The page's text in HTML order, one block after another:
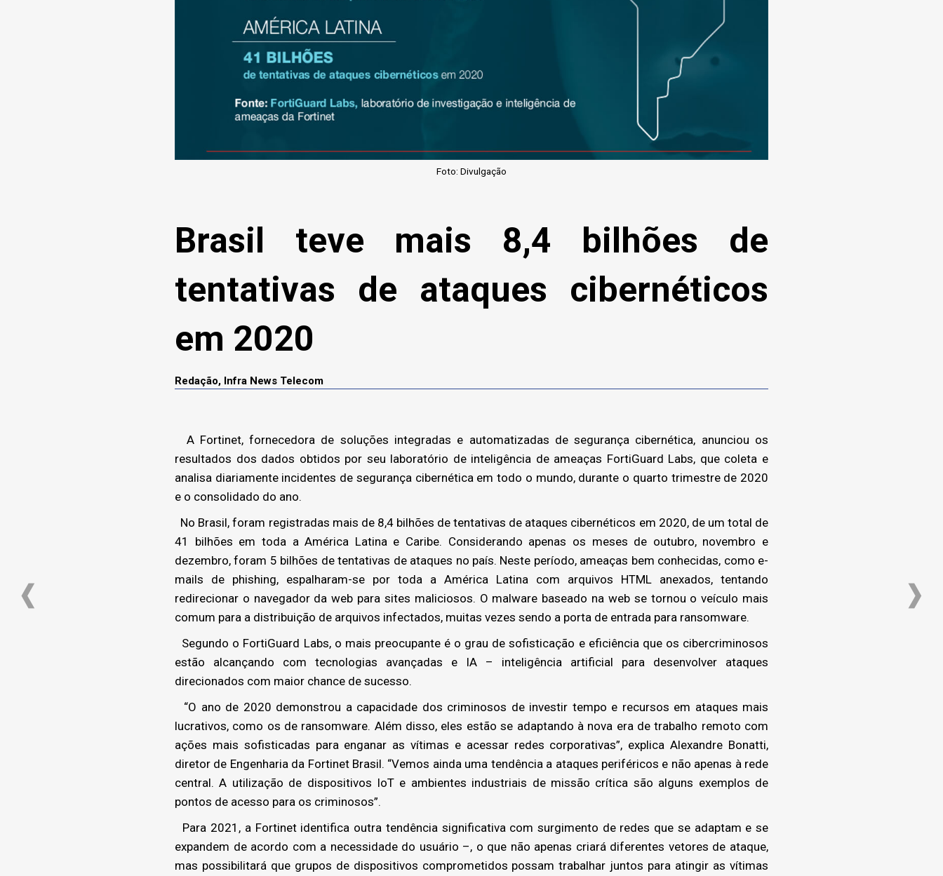
Foto: Divulgação
Brasil teve mais 8,4 bilhões de
tentativas de ataques cibernéticos
em 2020
Redação, Infra News Telecom
A Fortinet, fornecedora de soluções integradas e automatizadas de segurança cibernética, anunciou os
resultados dos dados obtidos por seu laboratório de inteligência de ameaças FortiGuard Labs, que coleta e
analisa diariamente incidentes de segurança cibernética em todo o mundo, durante o quarto trimestre de 2020
e o consolidado do ano.
No Brasil, foram registradas mais de 8,4 bilhões de tentativas de ataques cibernéticos em 2020, de um total de
41 bilhões em toda a América Latina e Caribe. Considerando apenas os meses de outubro, novembro e
dezembro, foram 5 bilhões de tentativas de ataques no país. Neste período, ameaças bem conhecidas, como e-
mails de phishing, espalharam-se por toda a América Latina com arquivos HTML anexados, tentando
redirecionar o navegador da web para sites maliciosos. O malware baseado na web se tornou o veículo mais
comum para a distribuição de arquivos infectados, muitas vezes sendo a porta de entrada para ransomware.
Segundo o FortiGuard Labs, o mais preocupante é o grau de sofisticação e eficiência que os cibercriminosos
estão alcançando com tecnologias avançadas e IA – inteligência artificial para desenvolver ataques
direcionados com maior chance de sucesso.
“O ano de 2020 demonstrou a capacidade dos criminosos de investir tempo e recursos em ataques mais
lucrativos, como os de ransomware. Além disso, eles estão se adaptando à nova era de trabalho remoto com
ações mais sofisticadas para enganar as vítimas e acessar redes corporativas”, explica Alexandre Bonatti,
diretor de Engenharia da Fortinet Brasil. “Vemos ainda uma tendência a ataques periféricos e não apenas à rede
central. A utilização de dispositivos IoT e ambientes industriais de missão crítica são alguns exemplos de
pontos de acesso para os criminosos”.
Para 2021, a Fortinet identifica outra tendência significativa com surgimento de redes que se adaptam e se
expandem de acordo com a necessidade do usuário –, o que não apenas criará diferentes vetores de ataque,
mas possibilitará que grupos de dispositivos comprometidos possam trabalhar juntos para atingir as vítimas